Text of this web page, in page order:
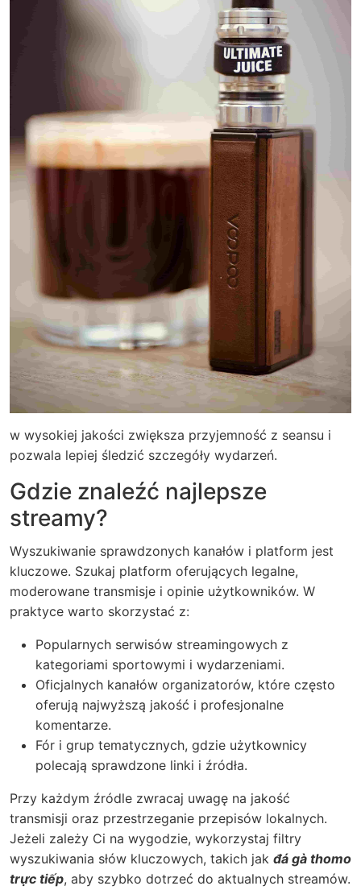
w wysokiej jakości zwiększa przyjemność z seansu i
pozwala lepiej śledzić szczegóły wydarzeń.
Gdzie znaleźć najlepsze
streamy?
Wyszukiwanie sprawdzonych kanałów i platform jest
kluczowe. Szukaj platform oferujących legalne,
moderowane transmisje i opinie użytkowników. W
praktyce warto skorzystać z:
Popularnych serwisów streamingowych z
kategoriami sportowymi i wydarzeniami.
Oficjalnych kanałów organizatorów, które często
oferują najwyższą jakość i profesjonalne
komentarze.
Fór i grup tematycznych, gdzie użytkownicy
polecają sprawdzone linki i źródła.
Przy każdym źródle zwracaj uwagę na jakość
transmisji oraz przestrzeganie przepisów lokalnych.
Jeżeli zależy Ci na wygodzie, wykorzystaj filtry
wyszukiwania słów kluczowych, takich jak đá gà thomo
trực tiếp, aby szybko dotrzeć do aktualnych streamów.